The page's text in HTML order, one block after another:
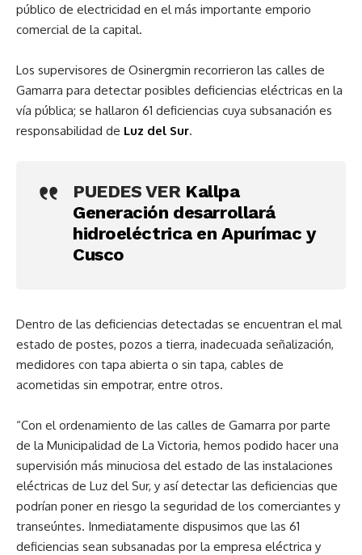
público de electricidad en el más importante emporio
comercial de la capital.
Los supervisores de Osinergmin recorrieron las calles de
Gamarra para detectar posibles deficiencias eléctricas en la
vía pública; se hallaron 61 deficiencias cuya subsanación es
responsabilidad de Luz del Sur.
PUEDES VER Kallpa
Generación desarrollará
hidroeléctrica en Apurímac y
Cusco
Dentro de las deficiencias detectadas se encuentran el mal
estado de postes, pozos a tierra, inadecuada señalización,
medidores con tapa abierta o sin tapa, cables de
acometidas sin empotrar, entre otros.
“Con el ordenamiento de las calles de Gamarra por parte
de la Municipalidad de La Victoria, hemos podido hacer una
supervisión más minuciosa del estado de las instalaciones
eléctricas de Luz del Sur, y así detectar las deficiencias que
podrían poner en riesgo la seguridad de los comerciantes y
transeúntes. Inmediatamente dispusimos que las 61
deficiencias sean subsanadas por la empresa eléctrica y